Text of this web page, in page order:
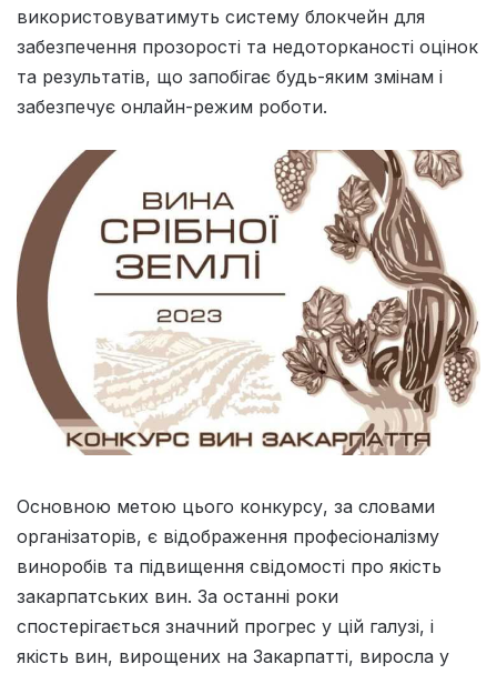
використовуватимуть систему блокчейн для
забезпечення прозорості та недоторканості оцінок
та результатів, що запобігає будь-яким змінам і
забезпечує онлайн-режим роботи.
Основною метою цього конкурсу, за словами
організаторів, є відображення професіоналізму
виноробів та підвищення свідомості про якість
закарпатських вин. За останні роки
спостерігається значний прогрес у цій галузі, і
якість вин, вирощених на Закарпатті, виросла у